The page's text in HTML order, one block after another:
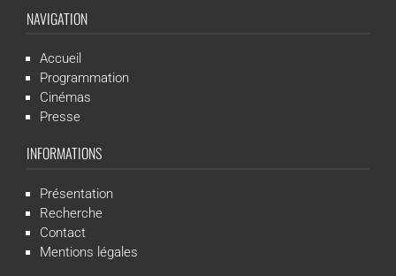
NAVIGATION
Accueil
Programmation
Cinémas
Presse
INFORMATIONS
Présentation
Recherche
Contact
Mentions légales